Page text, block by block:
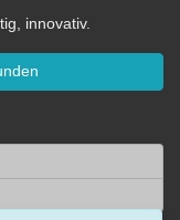
innovativ.